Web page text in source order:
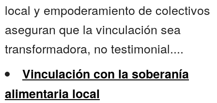
local y empoderamiento de colectivos
aseguran que la vinculación sea
transformadora, no testimonial....
Vinculación con la soberanía
alimentaria local